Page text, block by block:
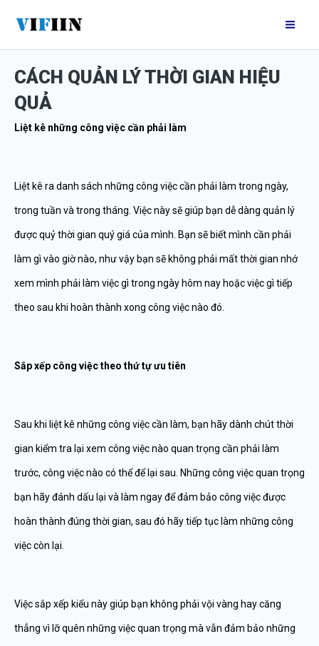
nội
dungCÁCH QUẢN LÝ THỜI GIAN HIỆU
QUẢ
Liệt kê những công việc cần phải làm
Liệt kê ra danh sách những công việc cần phải làm trong ngày,
trong tuần và trong tháng. Việc này sẽ giúp bạn dễ dàng quản lý
được quỷ thời gian quý giá của mình. Bạn sẽ biết mình cần phải
làm gì vào giờ nào, như vậy bạn sẽ không phải mất thời gian nhớ
xem mình phải làm việc gì trong ngày hôm nay hoặc việc gì tiếp
theo sau khi hoàn thành xong công việc nào đó.
Sắp xếp công việc theo thứ tự ưu tiên
Sau khi liệt kê những công việc cần làm, bạn hãy dành chút thời
gian kiểm tra lại xem công việc nào quan trọng cần phải làm
trước, công việc nào có thể để lại sau. Những công việc quan trọng
bạn hãy đánh dấu lại và làm ngay để đảm bảo công việc được
hoàn thành đúng thời gian, sau đó hãy tiếp tục làm những công
việc còn lại.
Việc sắp xếp kiểu này giúp bạn không phải vội vàng hay căng
thẳng vì lỡ quên những việc quan trọng mà vẫn đảm bảo những